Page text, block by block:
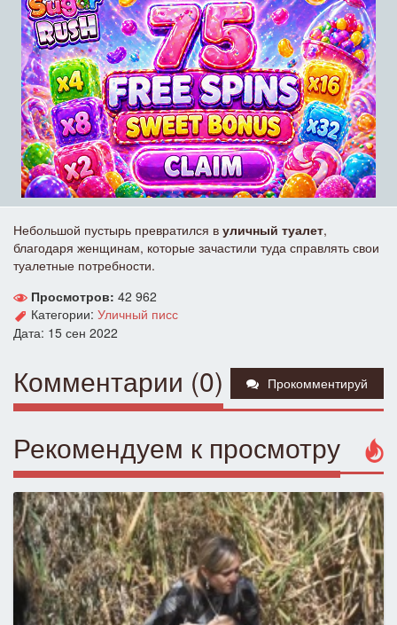
Небольшой пустырь превратился в уличный туалет,
благодаря женщинам, которые зачастили туда справлять свои
туалетные потребности.
Просмотров: 42 962
Категории: Уличный писс
Дата: 15 сен 2022
Комментарии (0) Прокомментируй
Рекомендуем к просмотру